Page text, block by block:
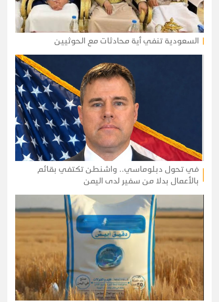
السعودية تنفي أية محادثات مع الحوثيين
في تحول دبلوماسي.. واشنطن تكتفي بقائم
بالأعمال بدلا من سفير لدى اليمن